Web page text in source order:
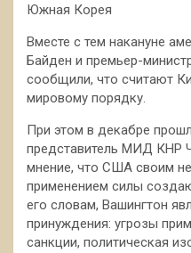
Южная Корея
Вместе с тем накануне
Байден и премьер-
сообщили, что считают
мировому порядку.
При этом в декабре
представитель МИД КНР
мнение, что США своим
применением силы
его словам, Вашингтон
принуждения: угрозы
санкции, политическая